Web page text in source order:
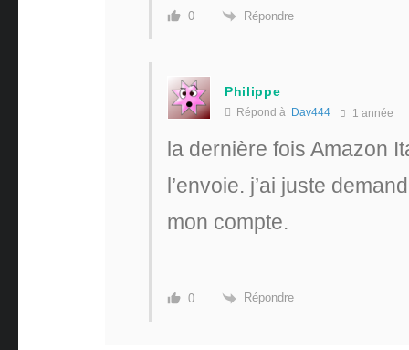
0 Répondre
Philippe
Répond à Dav444 1 année
la dernière fois Amazon
l’envoie. j’ai juste
mon compte.
0 Répondre